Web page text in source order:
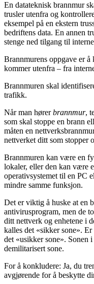
En datateknisk brannmur
trusler utenfra og
eksempel på en ekstern
bedriftens data. En annen
stenge ned tilgang til
Brannmurens oppgave er
kommer utenfra – fra
Brannmuren skal
trafikk.
Når man hørerbrannmur,
som skal stoppe en brann
måten en
nettverket ditt som stopper
Brannmuren kan være en
lokaler, eller den kan være
operativsystemet til en PC
mindre samme funksjon.
Det er viktig å huske at en
antivirusprogram, men de
ditt nettverk og enhetene i
kalles det «sikker sone».
det «usikker sone». Sonen
demilitarisert sone.
For å konkludere: Ja, du
avgjørende for å beskytte